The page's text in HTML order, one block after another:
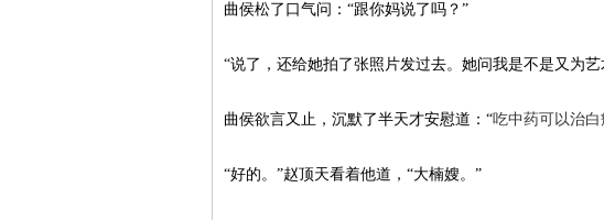
曲侯松了口气问：“跟你妈说了吗？”
“说了，还给她拍了张照片发过去。她问我是不是又为
曲侯欲言又止，沉默了半天才安慰道：“吃中药可以治
“好的。”赵顶天看着他道，“大楠嫂。”